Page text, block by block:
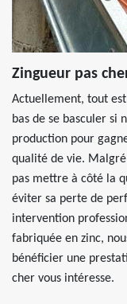
Zingueur pas
Actuellement, tout
bas de se basculer si
production pour
qualité de vie.
pas mettre à côté la
éviter sa perte de
intervention
fabriquée en zinc,
bénéficier une
cher vous intéresse.